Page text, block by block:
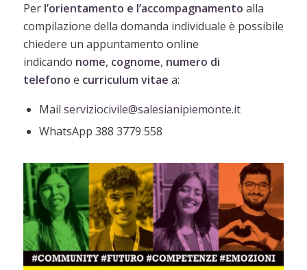
Per l’orientamento e l’accompagnamento alla
compilazione della domanda individuale è possibile
chiedere un appuntamento online
indicando nome, cognome, numero di
telefono e curriculum vitae a:
Mail serviziocivile@salesianipiemonte.it
WhatsApp 388 3779 558